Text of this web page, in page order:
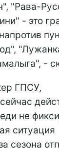
"Рава-
- это
-
ГПСУ,
не
ситуация
сезона